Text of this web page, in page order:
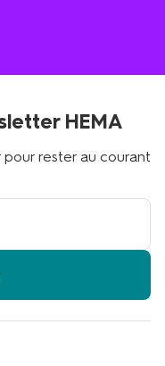
HEMA
rester au courant